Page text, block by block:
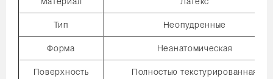
Тип Неопудренные
Форма Неанатомическая
Поверхность Полностью текстурированная